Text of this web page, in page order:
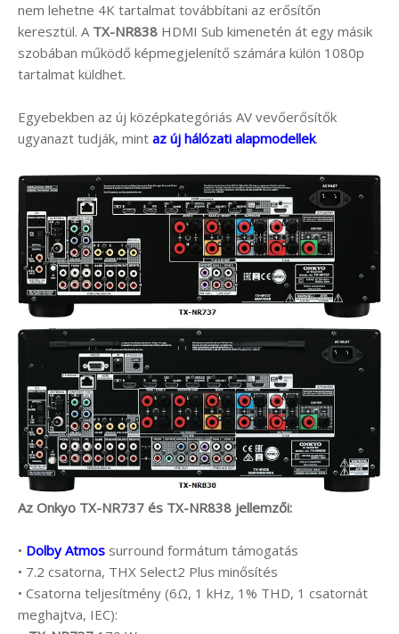
nem lehetne 4K tartalmat továbbítani az erősítőn
keresztül. A TX-NR838 HDMI Sub kimenetén át egy másik
szobában működő képmegjelenítő számára külön 1080p
tartalmat küldhet.
Egyebekben az új középkategóriás AV vevőerősítők
ugyanazt tudják, mint az új hálózati alapmodellek.
Az Onkyo TX-NR737 és TX-NR838 jellemzői:
• Dolby Atmos surround formátum támogatás
• 7.2 csatorna, THX Select2 Plus minősítés
• Csatorna teljesítmény (6Ω, 1 kHz, 1% THD, 1 csatornát
meghajtva, IEC):